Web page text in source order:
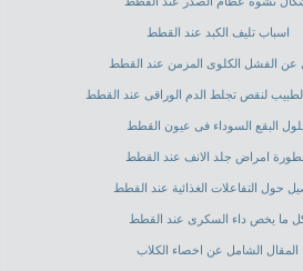
اسباب تليف الكبد عند القطط
عن الفشل الكلوى المزمن عند القطط
لنقص تجلط الدم الوراقى عند القطط
البقع السوداء فى عيون القطط
امراض جلد الانف عند القطط
حول التفاعلات الغذائية عند القطط
ما يخص داء السكرى عند القطط
المقال الشامل عن اخصاء الكلاب